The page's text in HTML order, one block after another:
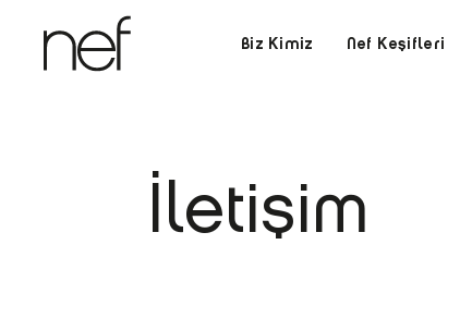
Biz Kimiz Nef Keşifleri
İletişim